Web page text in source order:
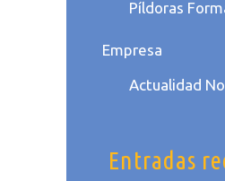
Píldoras
Empresa
Actualidad
Entradas